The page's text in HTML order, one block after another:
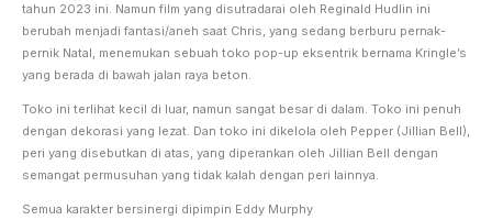
tahun 2023 ini. Namun film yang disutradarai oleh Reginald Hudlin ini
berubah menjadi fantasi/aneh saat Chris, yang sedang berburu pernak-
pernik Natal, menemukan sebuah toko pop-up eksentrik bernama Kringle’s
yang berada di bawah jalan raya beton.
Toko ini terlihat kecil di luar, namun sangat besar di dalam. Toko ini penuh
dengan dekorasi yang lezat. Dan toko ini dikelola oleh Pepper (Jillian Bell),
peri yang disebutkan di atas, yang diperankan oleh Jillian Bell dengan
semangat permusuhan yang tidak kalah dengan peri lainnya.
Semua karakter bersinergi dipimpin Eddy Murphy